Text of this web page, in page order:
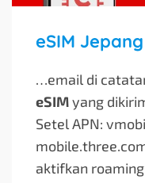
…email di
eSIMyang
Setel APN:
aktifkan